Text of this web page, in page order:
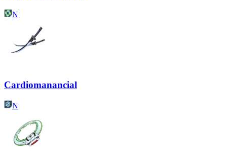
N
Cardiomanancial
N